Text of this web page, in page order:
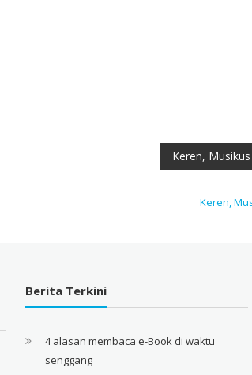
Keren,
Keren,
Berita Terkini
4 alasan membaca e-Book di waktu
senggang